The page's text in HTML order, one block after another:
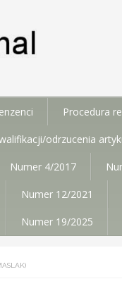
Procedura
odrzucenia
Numer 4/2017
Numer 12/2021
Numer 19/2025